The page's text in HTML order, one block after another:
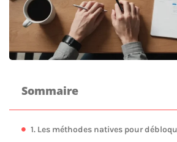
Sommaire
1. Les méthodes natives pour